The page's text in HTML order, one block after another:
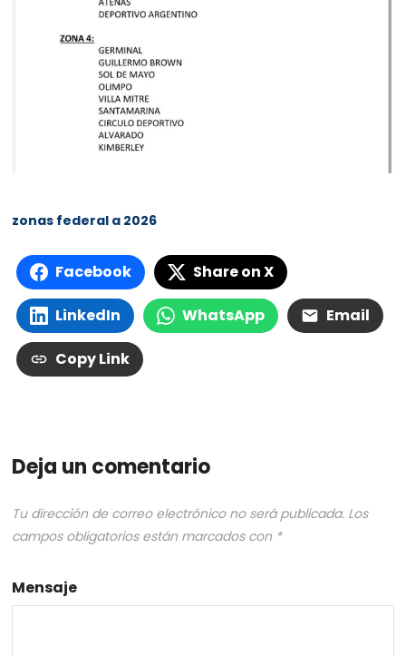
zonas federal a 2026
Facebook Share on X
LinkedIn WhatsApp Email
Copy Link
Deja un comentario
Tu dirección de correo electrónico no será publicada. Los
campos obligatorios están marcados con *
Mensaje